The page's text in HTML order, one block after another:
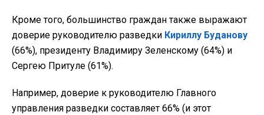
Кроме того, большинство граждан также выражают
доверие руководителю разведки Кириллу Буданову
(66%), президенту Владимиру Зеленскому (64%) и
Сергею Притуле (61%).
Например, доверие к руководителю Главного
управления разведки составляет 66% (и этот